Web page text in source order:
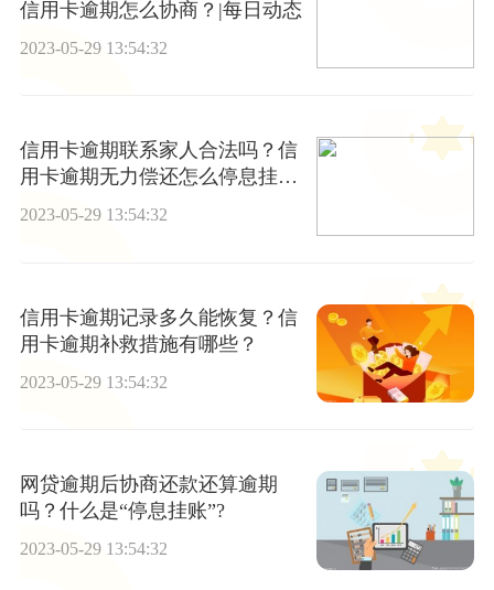
信用卡逾期怎么协商？|每日动态
2023-05-29 13:54:32
信用卡逾期联系家人合法吗？信
用卡逾期无力偿还怎么停息挂账
呢？
2023-05-29 13:54:32
信用卡逾期记录多久能恢复？信
用卡逾期补救措施有哪些？
2023-05-29 13:54:32
网贷逾期后协商还款还算逾期
吗？什么是“停息挂账”?
2023-05-29 13:54:32